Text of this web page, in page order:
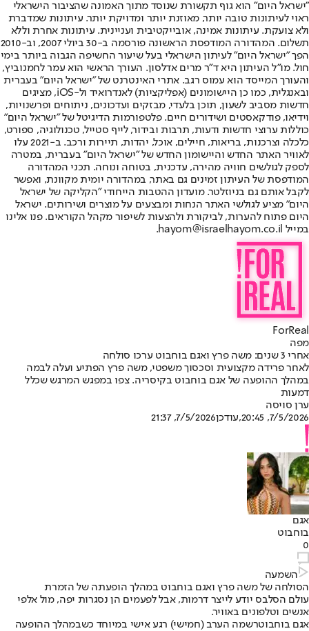
"ישראל היום" הוא גוף תקשורת שנוסד מתוך האמונה שהציבור הישראלי
ראוי לעיתונות טובה יותר, מאוזנת יותר ומדויקת יותר. עיתונות שמדברת
ולא צועקת. עיתונות אמינה, אובייקטיבית ועניינית. עיתונות אחרת וללא
תשלום. המהדורה המודפסת הראשונה פורסמה ב-30 ביולי 2007, וב-2010
הפך "ישראל היום" לעיתון הישראלי בעל שיעור החשיפה הגבוה ביותר בימי
חול. מו"ל העיתון היא ד"ר מרים אדלסון. העורך הראשי הוא עמר לחמנוביץ,
והעורך המייסד הוא עמוס רגב. אתרי האינטרנט של "ישראל היום" בעברית
ובאנגלית, כמו כן היישומונים (אפליקציות) לאנדרואיד ול-iOS, מציגים
חדשות מסביב לשעון, תוכן בלעדי, מבזקים ועדכונים, ניתוחים ופרשנויות,
וידיאו, פודקאסטים ושידורים חיים. פלטפורמות הדיגיטל של "ישראל היום"
כוללות ערוצי חדשות ודעות, תרבות ובידור, לייף סטייל, טכנולוגיה, ספורט,
כלכלה וצרכנות, בריאות, חיילים, אוכל, יהדות, תיירות ורכב. ב-2021 עלו
לאוויר האתר החדש והיישומון החדש של "ישראל היום" בעברית, במטרה
לספק לגולשים חוויה מהירה, עדכנית, בטוחה ונוחה. תכני המהדורה
המודפסת של העיתון זמינים גם באתר, במהדורה יומית מקוונת, ואפשר
לקבל אותם גם בניוזלטר. מועדון ההטבות הייחודי "הקליקה של ישראל
היום" מציע לגולשי האתר הנחות ומבצעים על מוצרים ושירותים. ישראל
היום פתוח להערות, לביקורת ולהצעות לשיפור מקהל הקוראים. פנו אלינו
במייל hayom@israelhayom.co.il.
ForReal
מפה
אחרי 3 שנים: משה פרץ ואגם בוחבוט ערכו סולחה
לאחר פרידה מקצועית וסכסוך משפטי, משה פרץ הפתיע ועלה לבמה
במהלך ההופעה של אגם בוחבוט בקיסריה. צפו במפגש המרגש שכלל
דמעות
ערן סויסה
7/5/2026, 20:45
,עודכן7/5/2026, 21:37
אגם
בוחבוט
0
השמעה
הסולחה של משה פרץ ואגם בוחבוט במהלך הופעתה של הזמרת
עולם הסלבס יודע לייצר דרמות, אבל לפעמים הן נסגרות יפה, מול אלפי
אנשים וטלפונים באוויר.
אגם בוחבוטרשמה הערב (חמישי) רגע אישי במיוחד כשבמהלך ההופעה